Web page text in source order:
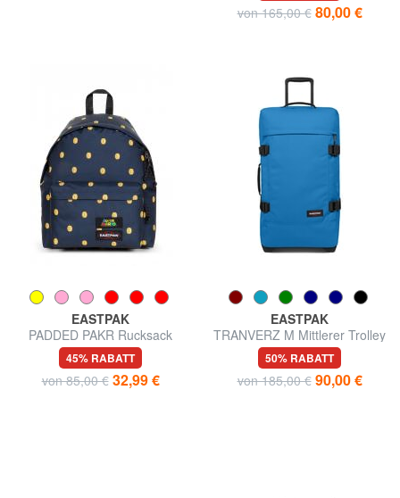
von 165,00 € 80,00 €
EASTPAK
PADDED PAKR Rucksack
45% RABATT
von 85,00 € 32,99 €
EASTPAK
TRANVERZ M Mittlerer Trolley
50% RABATT
von 185,00 € 90,00 €